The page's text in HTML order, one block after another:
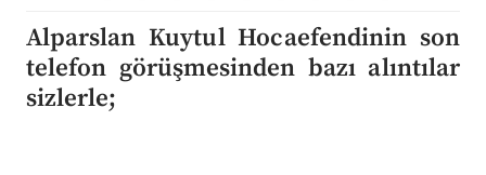
Alparslan Kuytul Hocaefendinin son
telefon görüşmesinden bazı alıntılar
sizlerle;